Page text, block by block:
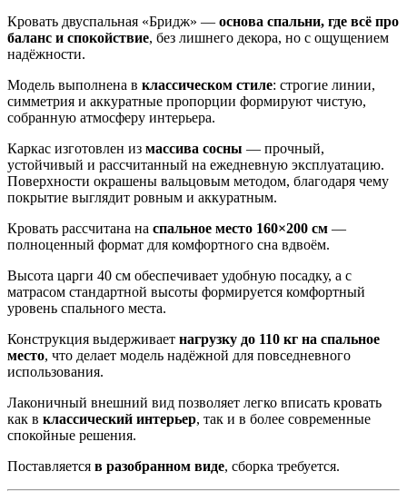
Кровать двуспальная «Бридж» — основа спальни, где всё про
баланс и спокойствие, без лишнего декора, но с ощущением
надёжности.
Модель выполнена в классическом стиле: строгие линии,
симметрия и аккуратные пропорции формируют чистую,
собранную атмосферу интерьера.
Каркас изготовлен из массива сосны — прочный,
устойчивый и рассчитанный на ежедневную эксплуатацию.
Поверхности окрашены вальцовым методом, благодаря чему
покрытие выглядит ровным и аккуратным.
Кровать рассчитана на спальное место 160×200 см —
полноценный формат для комфортного сна вдвоём.
Высота царги 40 см обеспечивает удобную посадку, а с
матрасом стандартной высоты формируется комфортный
уровень спального места.
Конструкция выдерживает нагрузку до 110 кг на спальное
место, что делает модель надёжной для повседневного
использования.
Лаконичный внешний вид позволяет легко вписать кровать
как в классический интерьер, так и в более современные
спокойные решения.
Поставляется в разобранном виде, сборка требуется.